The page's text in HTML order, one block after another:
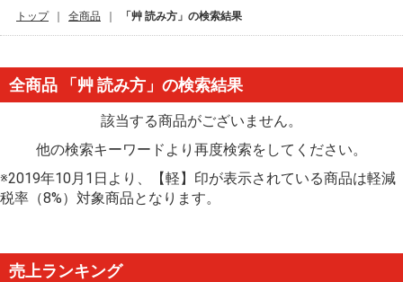
%D0%AD%D0%BA%D1%85%D0%BE%D1%84%D1%84
utilizing %EB%9C%BB
song
%E4%B8%8A%E5%85%AC
%E0%B8%84%E0%B8%B7%E0%B8%AD
%D7%9E%D7%AA%D7%9B%D7%95%D7%9F
%D7%A9%D7%A0%D7%99%D7%A6%D7%9C
%D7%91%D7%91%D7%9C%D7%99%D7%9C%D7%94
2026
%E5%A0%80%E5%86%85%E4%B8%80%E4%BA%BA
トップ 全商品 「艸 読み方」の検索結果
全商品 「艸 読み方」の検索結果
該当する商品がございません。
他の検索キーワードより再度検索をしてください。
※2019年10月1日より、【軽】印が表示されている商品は軽減
税率（8%）対象商品となります。
売上ランキング